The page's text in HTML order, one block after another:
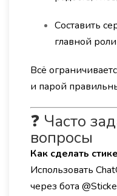
Составить
главной роли
Всё
и парой
❓ Часто
вопросы
Как сделать
Использовать
через бота